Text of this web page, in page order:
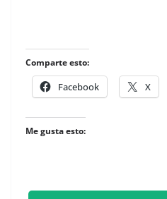
Comparte esto:
Facebook X
Me gusta esto: